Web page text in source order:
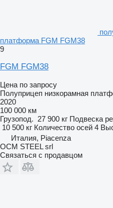
платформа FGM FGM38
9
FGM FGM38
Цена по запросу
Полуприцеп низкорамная
2020
100 000 км
Грузопод. 27 900 кг Подвеска
10 500 кг Количество осей 4
Италия, Piacenza
OCM STEEL srl
Связаться с продавцом